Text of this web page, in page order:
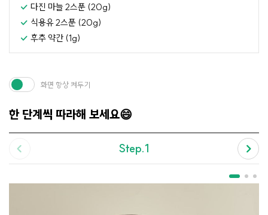
다진 마늘 2스푼 (20g)
식용유 2스푼 (20g)
후추 약간 (1g)
한 단계씩 따라해 보세요😄
화면 항상 켜두기
Step.1